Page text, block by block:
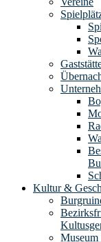
Kultur &
Museum